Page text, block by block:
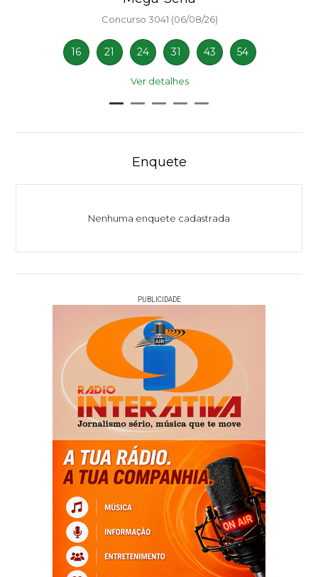
Concurso 3041 (06/08/26)
16 21 24 31 43 54
Ver detalhes
Enquete
Nenhuma enquete cadastrada
PUBLICIDADE